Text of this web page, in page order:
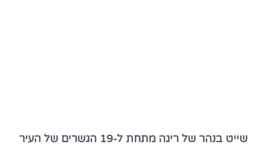
שייט בנהר של ריגה מתחת ל-19 הגשרים של העיר